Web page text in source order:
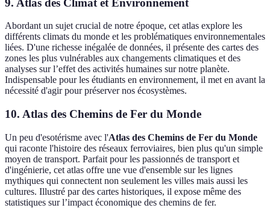
Abordant un sujet crucial de notre époque, cet atlas explore les
différents climats du monde et les problématiques environnementales
liées. D'une richesse inégalée de données, il présente des cartes des
zones les plus vulnérables aux changements climatiques et des
analyses sur l’effet des activités humaines sur notre planète.
Indispensable pour les étudiants en environnement, il met en avant la
nécessité d'agir pour préserver nos écosystèmes.
10. Atlas des Chemins de Fer du Monde
Un peu d'esotérisme avec l'Atlas des Chemins de Fer du Monde
qui raconte l'histoire des réseaux ferroviaires, bien plus qu'un simple
moyen de transport. Parfait pour les passionnés de transport et
d'ingénierie, cet atlas offre une vue d'ensemble sur les lignes
mythiques qui connectent non seulement les villes mais aussi les
cultures. Illustré par des cartes historiques, il expose même des
statistiques sur l’impact économique des chemins de fer.